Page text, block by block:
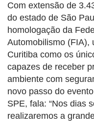
Com extensão de
do estado de São
homologação da
Automobilismo (FIA),
Curitiba como os
capazes de receber
ambiente com
novo passo do
SPE, fala: “Nos dias
realizaremos a